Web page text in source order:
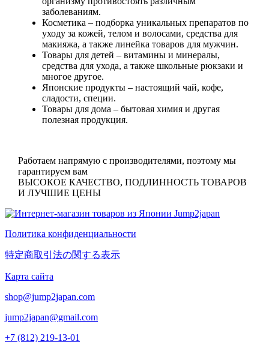
заболеваниям.
Косметика – подборка уникальных препаратов по
уходу за кожей, телом и волосами, средства для
макияжа, а также линейка товаров для мужчин.
Товары для детей – витамины и минералы,
средства для ухода, а также школьные рюкзаки и
многое другое.
Японские продукты– настоящий чай, кофе,
сладости, специи.
Товары для дома – бытовая химия и другая
полезная продукция.
Работаем напрямую с производителями, поэтому мы
гарантируем вам
ВЫСОКОЕ КАЧЕСТВО, ПОДЛИННОСТЬ ТОВАРОВ
И ЛУЧШИЕ ЦЕНЫ
Политика конфиденциальности
特定商取引法の関する表示
Карта сайта
shop@jump2japan.com
jump2japan@gmail.com
+7 (812) 219-13-01